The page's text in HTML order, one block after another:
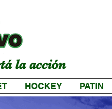
la acción
HOCKEY PATIN